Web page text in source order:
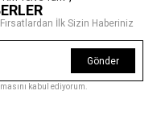
İlk Sizin Haberiniz
Gönder
kabul ediyorum.